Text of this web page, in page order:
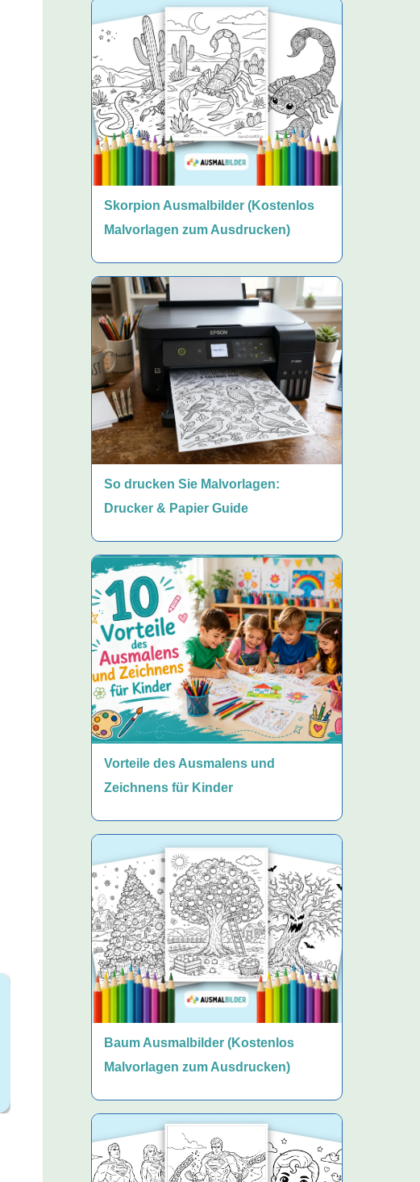
Skorpion Ausmalbilder (Kostenlos
Malvorlagen zum Ausdrucken)
So drucken Sie Malvorlagen:
Drucker & Papier Guide
Vorteile des Ausmalens und
Zeichnens für Kinder
Baum Ausmalbilder (Kostenlos
Malvorlagen zum Ausdrucken)